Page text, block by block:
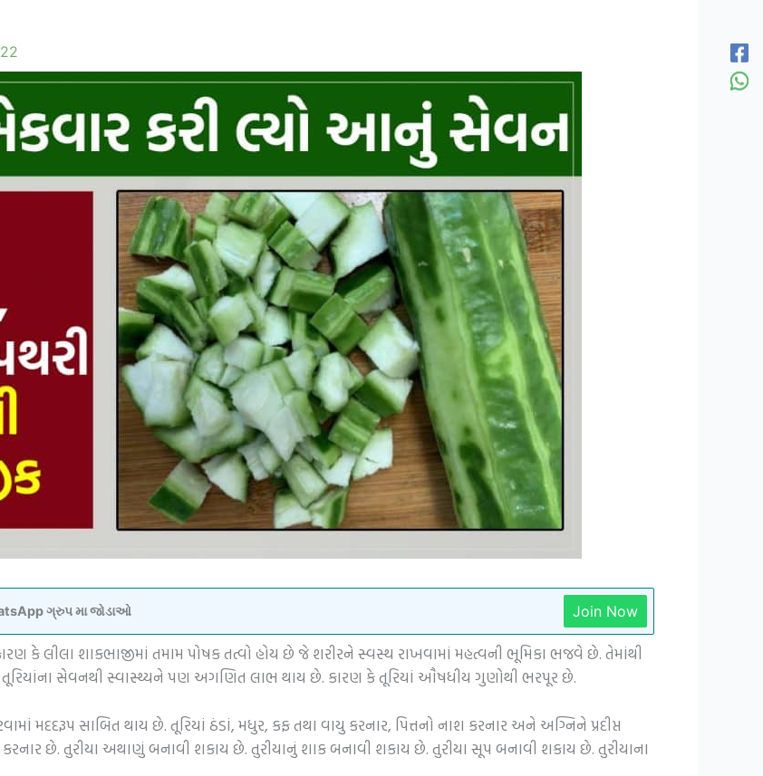
ગ્રુપ મા જોડાઓ Join Now
કે લીલા શાકભાજીમાં તમામ પોષક તત્વો હોય છે જે શરીરને સ્વસ્થ રાખવામાં મહત્વની ભૂમિકા ભજવે છે. તેમાંથી
સેવનથી સ્વાસ્થ્યને પણ અગણિત લાભ થાય છે. કારણ કે તૂરિયાં ઔષધીય ગુણોથી ભરપૂર છે.
મદદરૂપ સાબિત થાય છે. તૂરિયાં ઠંડાં, મધુર, કફ તથા વાયુ કરનાર, પિત્તનો નાશ કરનાર અને અગ્નિને પ્રદીપ્ત
છે. તુરીયા અથાણું બનાવી શકાય છે. તુરીયાનું શાક બનાવી શકાય છે. તુરીયા સૂપ બનાવી શકાય છે. તુરીયાના